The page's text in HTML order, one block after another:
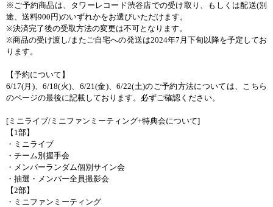
※ご予約商品は、タワーレコード渋谷店での受け取り、もしくは配送(別
途、送料900 円)のいずれかをお選びいただけます。
※決済完了後の受取方法の変更は不可となります。
※商品の受け渡し/またご自宅への発送は2024年7 月下旬以降を予定してお
ります。
【予約について】
6/17(月 )、6/18(火)、 6/21(金)、6/22(土)のご予約方法については、こちら
のページの最後に記載しております。必ずご確認ください。
[ ミニライブ/ ミニファンミーティング+特典会について]
【 1部】
・ミニライブ
・チーム別握手会
・メンバーランダム個別サイン会
・抽選・メンバー全員撮影会
【2部】
・ミニファンミーティング